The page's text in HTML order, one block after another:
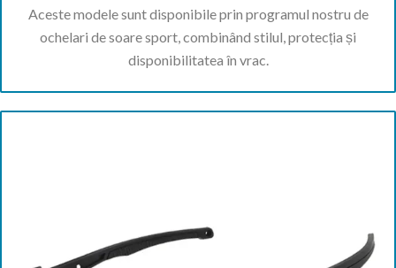
Aceste modele sunt disponibile prin programul nostru de
ochelari de soare sport, combinând stilul, protecția și
disponibilitatea în vrac.